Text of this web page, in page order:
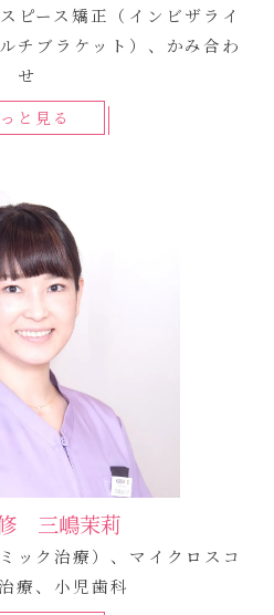
ピース矯正（インビザライ
チブラケット）、かみ合わ
せ
と見る
三嶋茉莉
ック治療）、マイクロスコ
療、小児歯科